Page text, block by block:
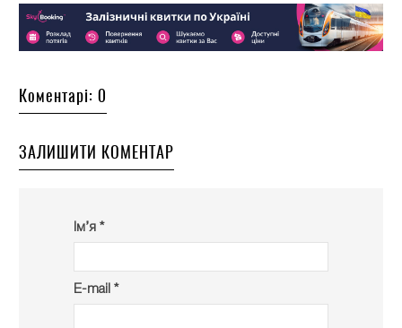
Коментарі: 0
ЗАЛИШИТИ КОМЕНТАР
Ім’я *
E-mail *